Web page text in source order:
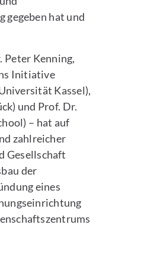
gegeben hat und
Peter Kenning,
Initiative
Kassel),
und Prof. Dr.
– hat auf
zahlreicher
Gesellschaft
der
eines